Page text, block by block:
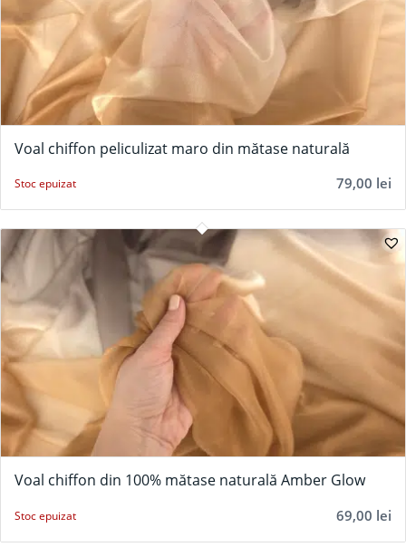
Voal chiffon peliculizat maro din mătase naturală
79,00 lei
Stoc epuizat
Voal chiffon din 100% mătase naturală Amber Glow
69,00 lei
Stoc epuizat